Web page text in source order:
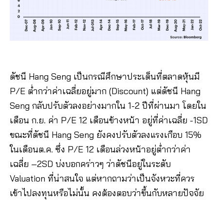
ดัชนี Hang Seng เป็นกรณีศึกษาประเด็นที่ตลาดหุ้นมี
P/E ต่ำกว่าค่าเฉลี่ยอยู่มาก (Discount) แต่ดัชนี Hang
Seng กลับปรับตัวลงอย่างมากใน 1-2 ปีที่ผ่านมา โดยใน
เดือน ก.ย. ค่า P/E 12 เดือนข้างหน้า อยู่ที่ค่าเฉลี่ย -1SD
ขณะที่ดัชนี Hang Seng ยังคงปรับตัวลงแรงเกือบ 15%
ในเดือนต.ค. ซึ่ง P/E 12 เดือนล่วงหน้าอยู่ต่ำกว่าค่า
เฉลี่ย –2SD บ่งบอกคร่าวๆ ว่าดัชนีอยู่ในระดับ
Valuation ที่น่าสนใจ แต่หากถามว่าเป็นจังหวะที่ควร
เข้าไปลงทุนหรือไม่นั้น คงต้องตอบว่าขึ้นกับหลายปัจจัย